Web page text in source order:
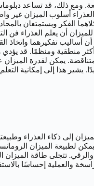
ذلك، قد تساعد
أسلوب الميزان غير
الفكر ويستمتعان
أن يعلم العذراء فن
أساليب تفكيرهما
منطقية ومنظمًا. قد
يمكن لقدرة
يشير هذا إلى إمكانية
إلى ذكاء العذراء
لطبيعة الميزان
تتجلى طاقة الميزان
والعملية إحساسًا